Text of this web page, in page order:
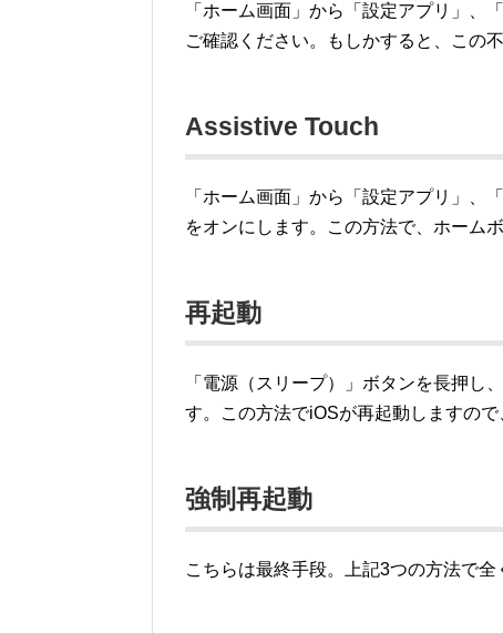
「ホーム画面」から「設定アプリ」、
ご確認ください。もしかすると、この
Assistive Touch
「ホーム画面」から「設定アプリ」、
をオンにします。この方法で、ホーム
再起動
「電源（スリープ）」ボタンを長押し
す。この方法でiOSが再起動しますの
強制再起動
こちらは最終手段。上記3つの方法で